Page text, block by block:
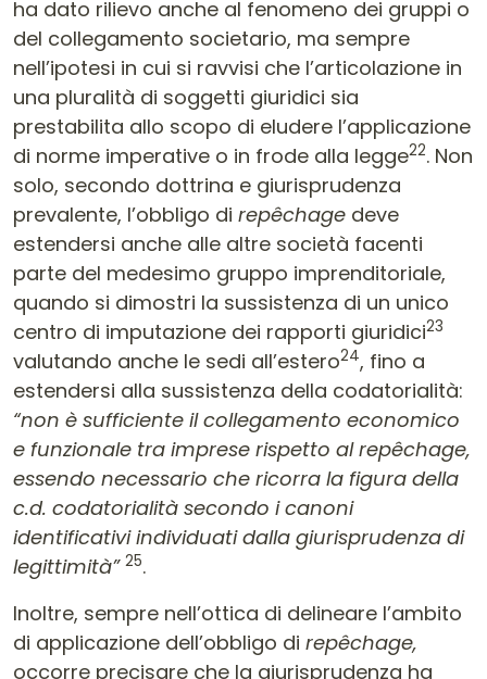
ha dato rilievo anche al fenomeno dei gruppi o
del collegamento societario, ma sempre
nell’ipotesi in cui si ravvisi che l’articolazione in
una pluralità di soggetti giuridici sia
prestabilita allo scopo di eludere l’applicazione
di norme imperative o in frode alla legge22. Non
solo, secondo dottrina e giurisprudenza
prevalente, l’obbligo di repêchage deve
estendersi anche alle altre società facenti
parte del medesimo gruppo imprenditoriale,
quando si dimostri la sussistenza di un unico
centro di imputazione dei rapporti giuridici23
valutando anche le sedi all’estero24, fino a
estendersi alla sussistenza della codatorialità:
“non è sufficiente il collegamento economico
e funzionale tra imprese rispetto al repêchage,
essendo necessario che ricorra la figura della
c.d. codatorialità secondo i canoni
identificativi individuati dalla giurisprudenza di
legittimità” 25.
Inoltre, sempre nell’ottica di delineare l’ambito
di applicazione dell’obbligo di repêchage,
occorre precisare che la giurisprudenza ha